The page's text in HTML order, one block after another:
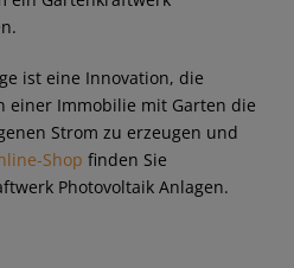
ist eine Innovation, die
einer Immobilie mit Garten die
Strom zu erzeugen und
Shop finden Sie
Photovoltaik Anlagen.